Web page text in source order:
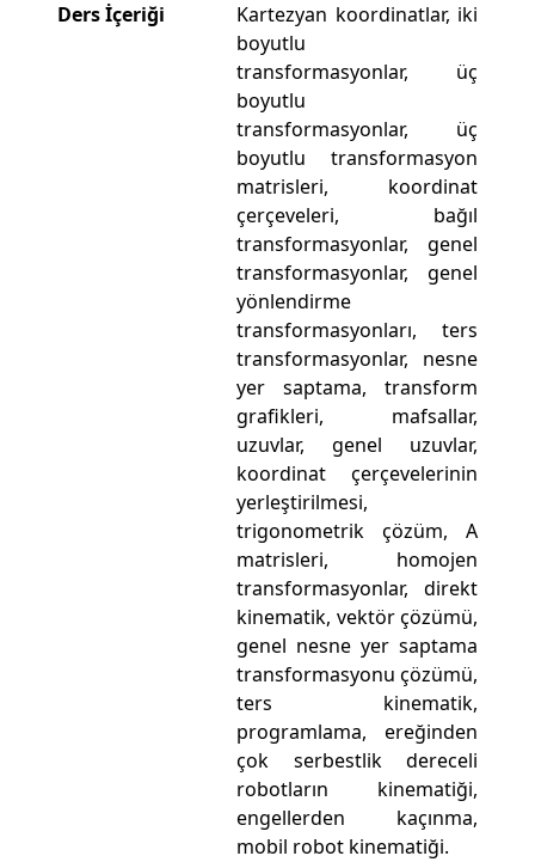
Ders İçeriği
Kartezyan koordinatlar, iki
boyutlu
transformasyonlar, üç
boyutlu
transformasyonlar, üç
boyutlu transformasyon
matrisleri, koordinat
çerçeveleri, bağıl
transformasyonlar, genel
transformasyonlar, genel
yönlendirme
transformasyonları, ters
transformasyonlar, nesne
yer saptama, transform
grafikleri, mafsallar,
uzuvlar, genel uzuvlar,
koordinat çerçevelerinin
yerleştirilmesi,
trigonometrik çözüm, A
matrisleri, homojen
transformasyonlar, direkt
kinematik, vektör çözümü,
genel nesne yer saptama
transformasyonu çözümü,
ters kinematik,
programlama, ereğinden
çok serbestlik dereceli
robotların kinematiği,
engellerden kaçınma,
mobil robot kinematiği.